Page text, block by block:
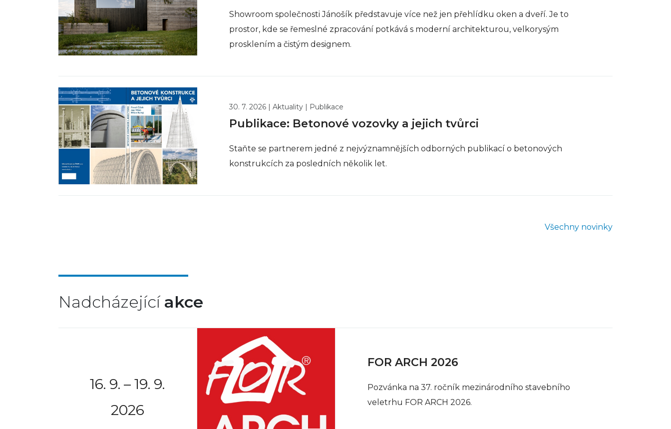
Showroom společnosti Jánošík představuje více než jen přehlídku oken a dveří. Je to
prostor, kde se řemeslné zpracování potkává s moderní architekturou, velkorysým
prosklením a čistým designem.
30. 7. 2026 | Aktuality | Publikace
Publikace: Betonové vozovky a jejich tvůrci
Staňte se partnerem jedné z nejvýznamnějších odborných publikací o betonových
konstrukcích za posledních několik let.
Všechny novinky
Nadcházející akce
16. 9. – 19. 9.
2026
FOR ARCH 2026
Pozvánka na 37. ročník mezinárodního stavebního
veletrhu FOR ARCH 2026.